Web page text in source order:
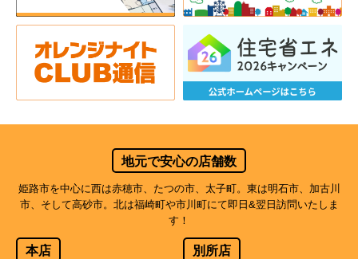
地元で安心の店舗数
姫路市を中心に西は赤穂市、たつの市、太子町。東は明石市、加古川
市、そして高砂市。北は福崎町や市川町にて即日&翌日訪問いたしま
す！
本店 別所店